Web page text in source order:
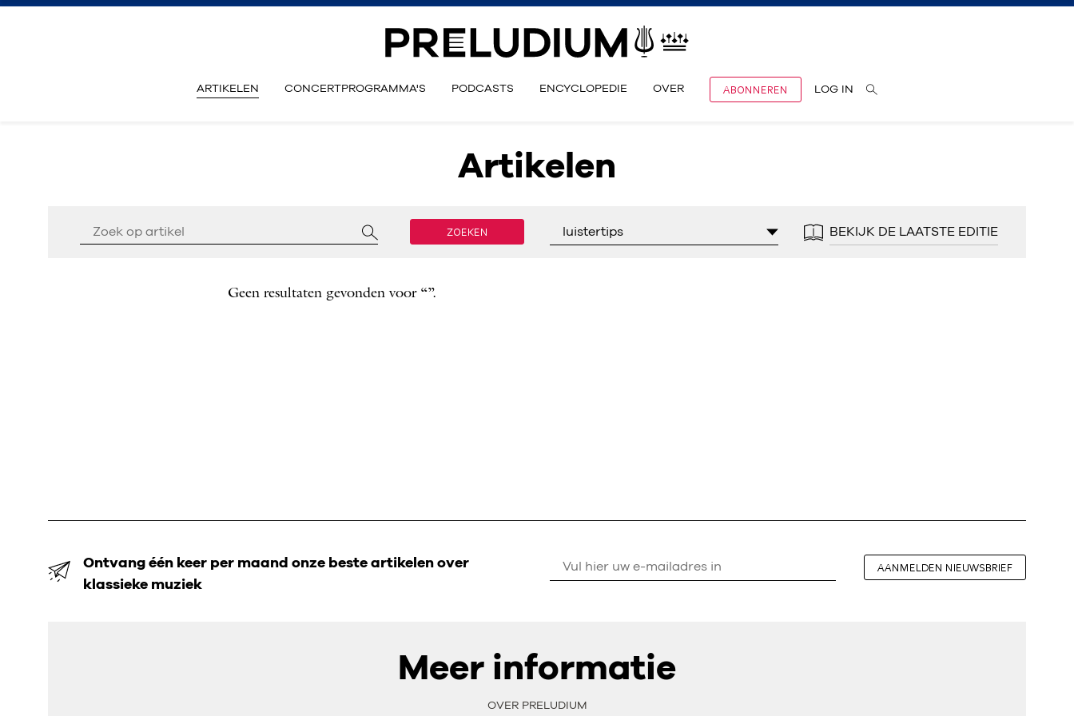
ARTIKELEN CONCERTPROGRAMMA'S PODCASTS ENCYCLOPEDIE OVER ABONNEREN LOG IN
Artikelen
ZOEKEN luistertips BEKIJK DE LAATSTE EDITIE
Geen resultaten gevonden voor “”.
Ontvang één keer per maand onze beste artikelen over
klassieke muziek
AANMELDEN NIEUWSBRIEF
Meer informatie
OVER PRELUDIUM